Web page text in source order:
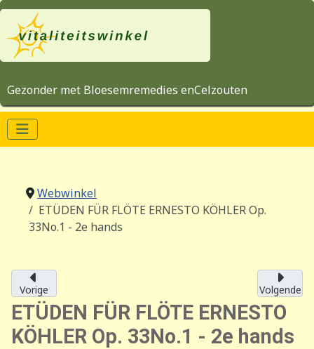
Gezonder met Bloesemremedies enCelzouten
Webwinkel
ETÜDEN FÜR FLÖTE ERNESTO KÖHLER Op.
33No.1 - 2e hands
Vorige Volgende
ETÜDEN FÜR FLÖTE ERNESTO
KÖHLER Op. 33No.1 - 2e hands